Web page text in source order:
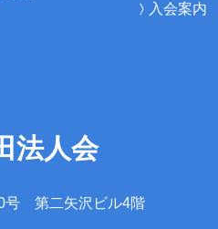
入会案内
法人会
号 第二矢沢ビル4階